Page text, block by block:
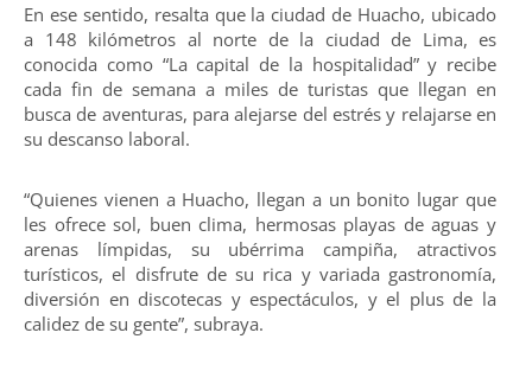
En ese sentido, resalta que la ciudad de Huacho, ubicado
a 148 kilómetros al norte de la ciudad de Lima, es
conocida como “La capital de la hospitalidad” y recibe
cada fin de semana a miles de turistas que llegan en
busca de aventuras, para alejarse del estrés y relajarse en
su descanso laboral.
“Quienes vienen a Huacho, llegan a un bonito lugar que
les ofrece sol, buen clima, hermosas playas de aguas y
arenas límpidas, su ubérrima campiña, atractivos
turísticos, el disfrute de su rica y variada gastronomía,
diversión en discotecas y espectáculos, y el plus de la
calidez de su gente”, subraya.